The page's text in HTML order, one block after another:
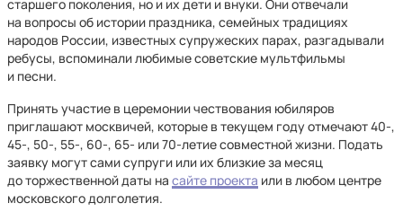
старшего поколения, но и их дети и внуки. Они отвечали
на вопросы об истории праздника, семейных традициях
народов России, известных супружеских парах, разгадывали
ребусы, вспоминали любимые советские мультфильмы
и песни.
Принять участие в церемонии чествования юбиляров
приглашают москвичей, которые в текущем году отмечают 40-,
45-, 50-, 55-, 60-, 65- или 70-летие совместной жизни. Подать
заявку могут сами супруги или их близкие за месяц
до торжественной даты на сайте проекта или в любом центре
московского долголетия.